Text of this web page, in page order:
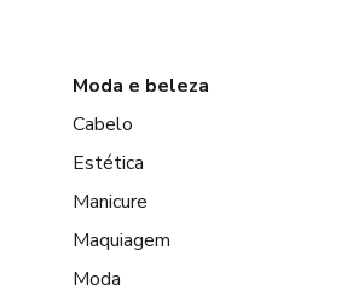
Moda e beleza
Cabelo
Estética
Manicure
Maquiagem
Moda